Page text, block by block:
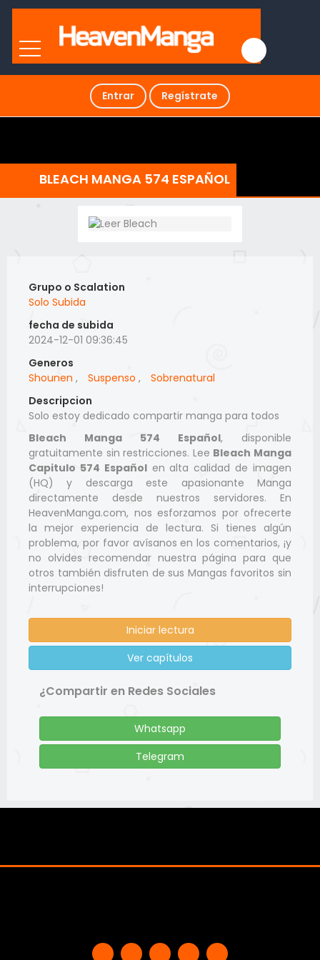
Entrar Regístrate
BLEACH MANGA 574 ESPAÑOL
Grupo o Scalation
Solo Subida
fecha de subida
2024-12-01 09:36:45
Generos
Shounen , Suspenso ,
Sobrenatural
Descripcion
Solo estoy dedicado compartir manga para todos
Bleach Manga 574 Español, disponible
gratuitamente sin restricciones. Lee Bleach Manga
Capitulo 574 Españolen alta calidad de imagen
(HQ) y descarga este apasionante Manga
directamente desde nuestros servidores. En
HeavenManga.com, nos esforzamos por ofrecerte
la mejor experiencia de lectura. Si tienes algún
problema, por favor avísanos en los comentarios, ¡y
no olvides recomendar nuestra página para que
otros también disfruten de sus Mangas favoritos sin
interrupciones!
Iniciar lectura
Ver capítulos
¿Compartir en Redes Sociales
Whatsapp
Telegram